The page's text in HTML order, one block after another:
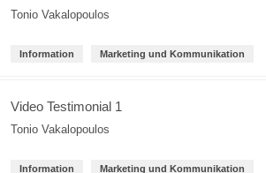
Tonio Vakalopoulos
Information Marketing und Kommunikation
Video Testimonial 1
Tonio Vakalopoulos
Information Marketing und Kommunikation